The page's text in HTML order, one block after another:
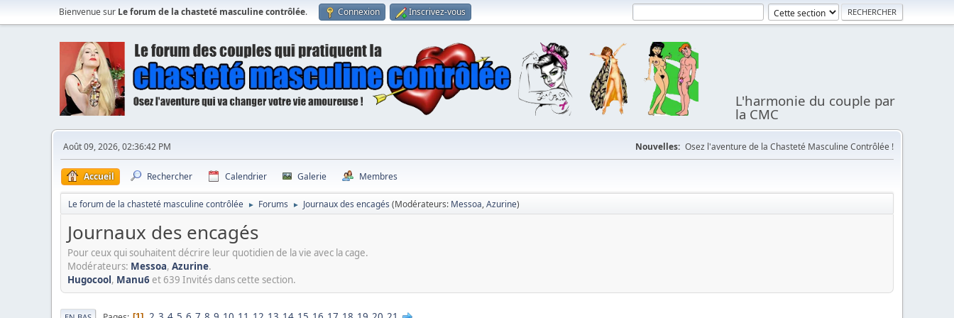
Bienvenue sur Le forum de la chasteté masculine contrôlée. Connexion Inscrivez-vous
L'harmonie du couple par
la CMC
Août 09, 2026, 02:36:42 PM Nouvelles: Osez l'aventure de la Chasteté Masculine Contrôlée !
Accueil Rechercher Calendrier Galerie Membres
Le forum de la chasteté masculine contrôlée ► Forums ► Journaux des encagés (Modérateurs: Messoa,Azurine)
Journaux des encagés
Pour ceux qui souhaitent décrire leur quotidien de la vie avec la cage.
Modérateurs: Messoa, Azurine.
Hugocool, Manu6 et 639 Invités dans cette section.